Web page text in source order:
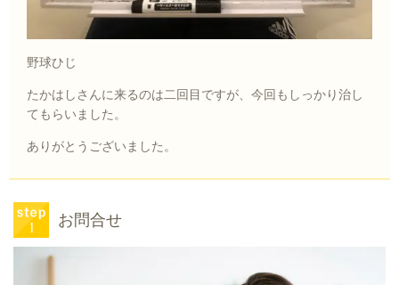
野球ひじ
たかはしさんに来るのは二回目ですが、今回もしっかり治し
てもらいました。
ありがとうございました。
お問合せ